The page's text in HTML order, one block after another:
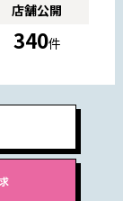
店舗公開
340件